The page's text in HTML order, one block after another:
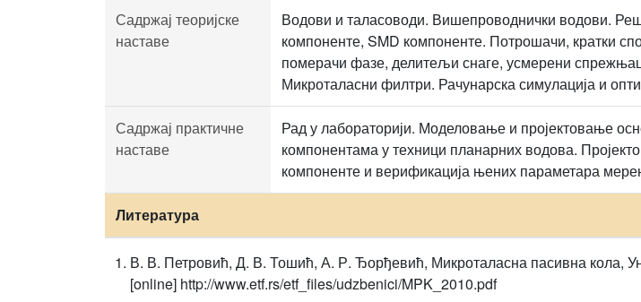
Садржај теоријске
наставе
Водови и таласоводи. Вишепроводнички водови.
компоненте, SMD компоненте. Потрошачи, кратки
померачи фазе, делитељи снаге, усмерени
Микроталасни филтри. Рачунарска симулација и
Садржај практичне
наставе
Рад у лабораторији. Моделовање и пројектовање
компонентама у техници планарних водова.
компоненте и верификација њених параметара
Литература
В. В. Петровић, Д. В. Тошић, А. Р. Ђорђевић, Микроталасна пасивна кола,
[online] http://www.etf.rs/etf_files/udzbenici/MPK_2010.pdf